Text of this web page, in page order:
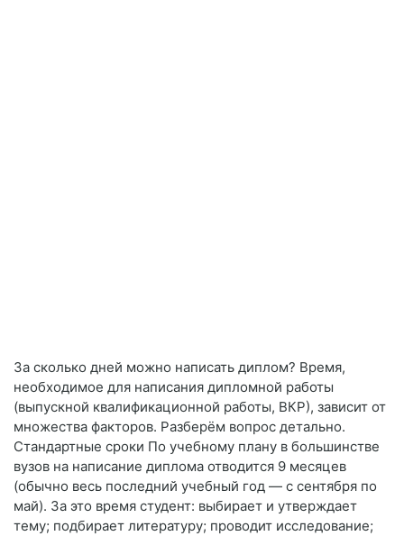
За сколько дней можно написать диплом? Время,
необходимое для написания дипломной работы
(выпускной квалификационной работы, ВКР), зависит от
множества факторов. Разберём вопрос детально.
Стандартные сроки По учебному плану в большинстве
вузов на написание диплома отводится 9 месяцев
(обычно весь последний учебный год — с сентября по
май). За это время студент: выбирает и утверждает
тему; подбирает литературу; проводит исследование;